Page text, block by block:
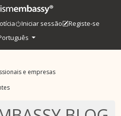
Iniciar sessão
Registe-se
e empresas